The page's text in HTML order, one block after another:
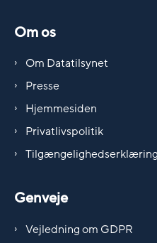
Om os
Om Datatilsynet
Presse
Hjemmesiden
Privatlivspolitik
Tilgængelighedserklæring
Genveje
Vejledning om GDPR